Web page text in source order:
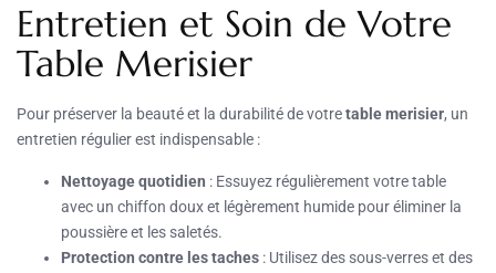
Entretien et Soin de Votre
Table Merisier
Pour préserver la beauté et la durabilité de votretable merisier, un
entretien régulier est indispensable :
Nettoyage quotidien : Essuyez régulièrement votre table
avec un chiffon doux et légèrement humide pour éliminer la
poussière et les saletés.
Protection contre les taches : Utilisez des sous-verres et des